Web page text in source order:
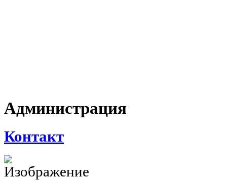
Администрация
Контакт